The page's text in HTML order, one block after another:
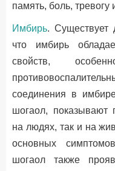
память, боль, тревогу
Имбирь. Существует
что имбирь
свойств,
соединения в
шогаол, показывают
на людях, так и на
основных
шогаол также